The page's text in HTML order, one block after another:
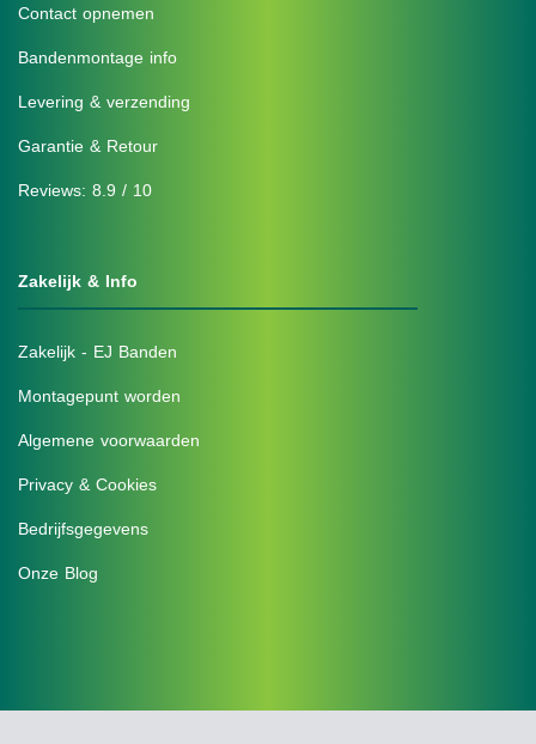
Contact opnemen
Bandenmontage info
Levering & verzending
Garantie & Retour
Reviews: 8.9 / 10
Zakelijk & Info
Zakelijk - EJ Banden
Montagepunt worden
Algemene voorwaarden
Privacy & Cookies
Bedrijfsgegevens
Onze Blog